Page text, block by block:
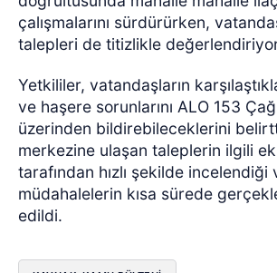
çalışmalarını sürdürürken,
talepleri de titizlikle
Yetkililer, vatandaşların
ve haşere sorunlarını ALO 153
üzerinden bildirebileceklerini
merkezine ulaşan taleplerin ilgili
tarafından hızlı şekilde incelendiği
müdahalelerin kısa sürede
edildi.